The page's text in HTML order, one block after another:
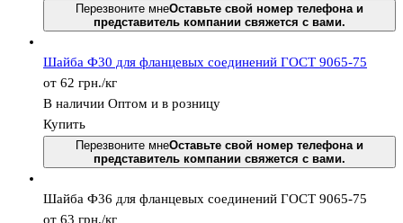
Перезвоните мнеОставьте свой номер телефона и
представитель компании свяжется с вами.
Шайба Ф30 для фланцевых соединений ГОСТ 9065-75
от 62 грн./кг
В наличии Оптом и в розницу
Купить
Перезвоните мнеОставьте свой номер телефона и
представитель компании свяжется с вами.
Шайба Ф36 для фланцевых соединений ГОСТ 9065-75
от 63 грн./кг